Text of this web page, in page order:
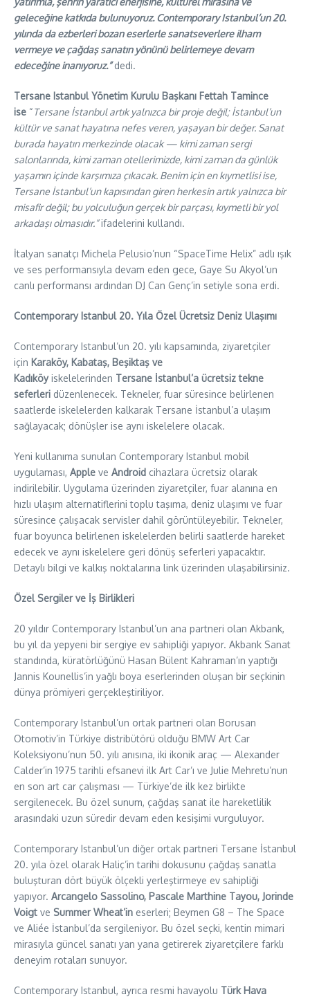
geleceğine katkıda bulunuyoruz. Contemporary Istanbul’un 20.
yılında da ezberleri bozan eserlerle sanatseverlere ilham
vermeye ve çağdaş sanatın yönünü belirlemeye devam
edeceğine inanıyoruz.”dedi.
Tersane Istanbul Yönetim Kurulu Başkanı Fettah Tamince
ise “Tersane İstanbul artık yalnızca bir proje değil; İstanbul’un
kültür ve sanat hayatına nefes veren, yaşayan bir değer. Sanat
burada hayatın merkezinde olacak — kimi zaman sergi
salonlarında, kimi zaman otellerimizde, kimi zaman da günlük
yaşamın içinde karşımıza çıkacak. Benim için en kıymetlisi ise,
Tersane İstanbul’un kapısından giren herkesin artık yalnızca bir
misafir değil; bu yolculuğun gerçek bir parçası, kıymetli bir yol
arkadaşı olmasıdır.”ifadelerini kullandı.
İtalyan sanatçı Michela Pelusio’nun “SpaceTime Helix” adlı ışık
ve ses performansıyla devam eden gece, Gaye Su Akyol’un
canlı performansı ardından DJ Can Genç’in setiyle sona erdi.
Contemporary Istanbul 20. Yıla Özel Ücretsiz Deniz Ulaşımı
Contemporary Istanbul’un 20. yılı kapsamında, ziyaretçiler
için Karaköy, Kabataş, Beşiktaş ve
Kadıköyiskelelerinden Tersane İstanbul’a ücretsiz tekne
seferleri düzenlenecek. Tekneler, fuar süresince belirlenen
saatlerde iskelelerden kalkarak Tersane İstanbul’a ulaşım
sağlayacak; dönüşler ise aynı iskelelere olacak.
Yeni kullanıma sunulan Contemporary Istanbul mobil
uygulaması, Apple ve Android cihazlara ücretsiz olarak
indirilebilir. Uygulama üzerinden ziyaretçiler, fuar alanına en
hızlı ulaşım alternatiflerini toplu taşıma, deniz ulaşımı ve fuar
süresince çalışacak servisler dahil görüntüleyebilir. Tekneler,
fuar boyunca belirlenen iskelelerden belirli saatlerde hareket
edecek ve aynı iskelelere geri dönüş seferleri yapacaktır.
Detaylı bilgi ve kalkış noktalarına link üzerinden ulaşabilirsiniz.
Özel Sergiler ve İş Birlikleri
20 yıldır Contemporary Istanbul’un ana partneri olan Akbank,
bu yıl da yepyeni bir sergiye ev sahipliği yapıyor. Akbank Sanat
standında, küratörlüğünü Hasan Bülent Kahraman’ın yaptığı
Jannis Kounellis’in yağlı boya eserlerinden oluşan bir seçkinin
dünya prömiyeri gerçekleştiriliyor.
Contemporary Istanbul’un ortak partneri olan Borusan
Otomotiv’in Türkiye distribütörü olduğu BMW Art Car
Koleksiyonu’nun 50. yılı anısına, iki ikonik araç — Alexander
Calder’in 1975 tarihli efsanevi ilk Art Car’ı ve Julie Mehretu’nun
en son art car çalışması — Türkiye’de ilk kez birlikte
sergilenecek. Bu özel sunum, çağdaş sanat ile hareketlilik
arasındaki uzun süredir devam eden kesişimi vurguluyor.
Contemporary Istanbul’un diğer ortak partneri Tersane İstanbul
20. yıla özel olarak Haliç’in tarihi dokusunu çağdaş sanatla
buluşturan dört büyük ölçekli yerleştirmeye ev sahipliği
yapıyor. Arcangelo Sassolino, Pascale Marthine Tayou, Jorinde
Voigt ve Summer Wheat’in eserleri; Beymen G8 – The Space
ve Aliée İstanbul’da sergileniyor. Bu özel seçki, kentin mimari
mirasıyla güncel sanatı yan yana getirerek ziyaretçilere farklı
deneyim rotaları sunuyor.
Contemporary Istanbul, ayrıca resmi havayolu Türk Hava